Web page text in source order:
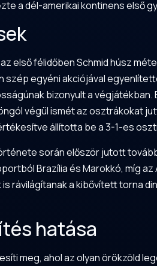
a dél-amerikai kontinens első
első félidőben Schmid húsz
egyéni akciójával
bizonyult a
végül ismét az osztrákokat
állította be a 3-1-es
során először jutott
Brazília és Marokkó, míg
rávilágítanak a kibővített torna
hatása
meg, ahol az olyan örökzöld